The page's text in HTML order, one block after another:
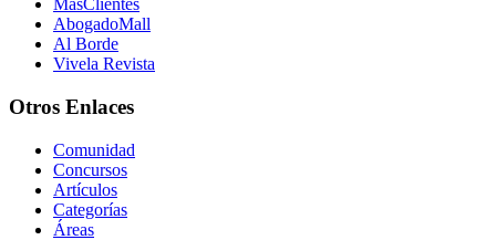
MasClientes
AbogadoMall
Al Borde
Vivela Revista
Otros Enlaces
Comunidad
Concursos
Artículos
Categorías
Áreas